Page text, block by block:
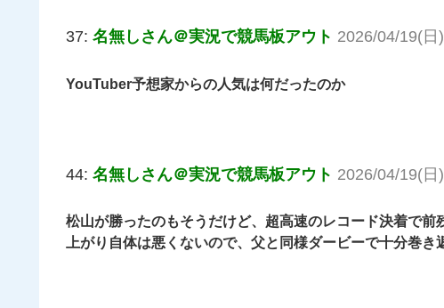
37: 名無しさん＠実況で競馬板アウト 2026/04/19(
YouTuber予想家からの人気は何だったのか
44: 名無しさん＠実況で競馬板アウト 2026/04/19(
松山が勝ったのもそうだけど、超高速のレコード決着で前
上がり自体は悪くないので、父と同様ダービーで十分巻き